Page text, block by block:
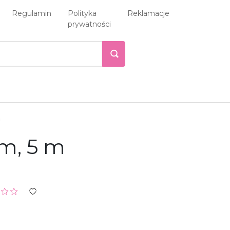
Regulamin
Polityka
prywatności
Reklamacje
5 m